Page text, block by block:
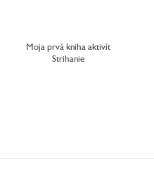
Moja prvá kniha aktivít
Strihanie